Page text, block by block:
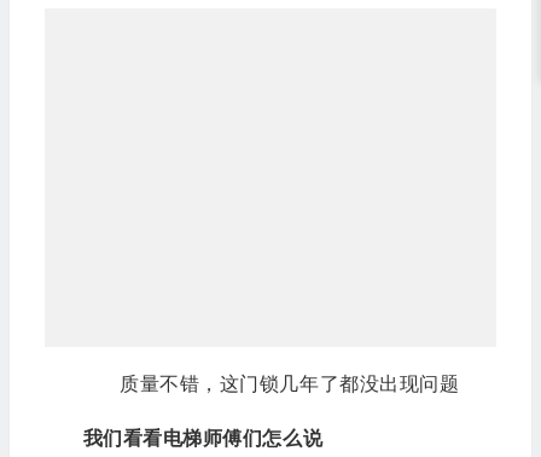
质量不错，这门锁几年了都没出现问题
我们看看电梯师傅们怎么说